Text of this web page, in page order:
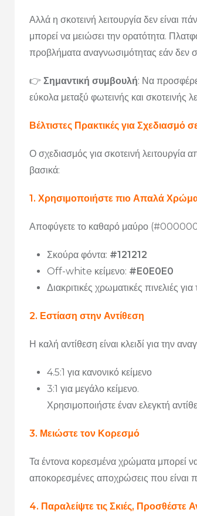
Αλλά η σκοτεινή λειτουργία δεν είναι
μπορεί να μειώσει την ορατότητα.
προβλήματα αναγνωσιμότητας εάν δεν
👉 Σημαντική συμβουλή: Να
εύκολα μεταξύ φωτεινής και σκοτεινής
Βέλτιστες Πρακτικές για Σχεδιασμό
Ο σχεδιασμός για σκοτεινή λειτουργία
βασικά:
1. Χρησιμοποιήστε πιο Απαλά
Αποφύγετε το καθαρό μαύρο
Σκούρα φόντα: #121212
Off-white κείμενο: #E0E0E0
Διακριτικές χρωματικές πινελιές
2. Εστίαση στην Αντίθεση
Η καλή αντίθεση είναι κλειδί για την
4.5:1 για κανονικό κείμενο
3:1 για μεγάλο κείμενο.
Χρησιμοποιήστε έναν ελεγκτή
3. Μειώστε τον Κορεσμό
Τα έντονα κορεσμένα χρώματα μπορεί να
αποκορεσμένες αποχρώσεις που είναι
4. Παραλείψτε τις Σκιές, Προσθέστε